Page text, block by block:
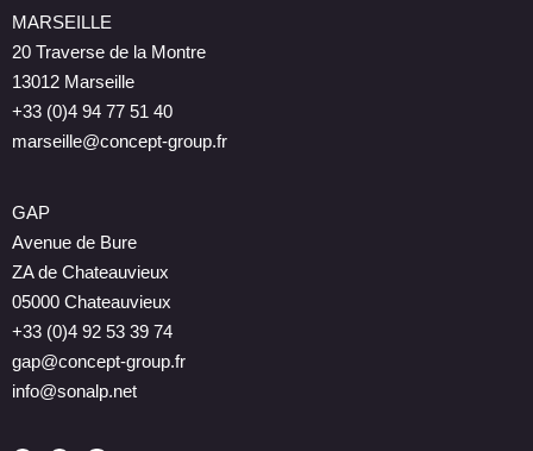
MARSEILLE
20 Traverse de la Montre
13012 Marseille
+33 (0)4 94 77 51 40
marseille@concept-group.fr
GAP
Avenue de Bure
ZA de Chateauvieux
05000 Chateauvieux
+33 (0)4 92 53 39 74
gap@concept-group.fr
info@sonalp.net